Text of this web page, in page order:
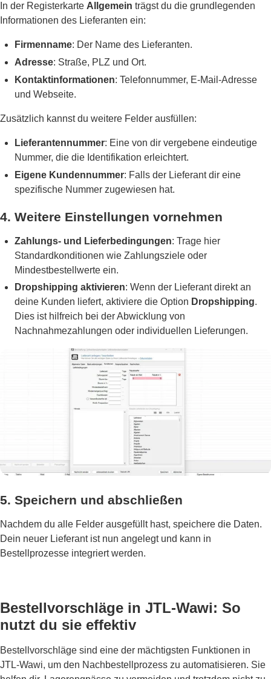
In der Registerkarte Allgemein trägst du die grundlegenden
Informationen des Lieferanten ein:
Firmenname: Der Name des Lieferanten.
Adresse: Straße, PLZ und Ort.
Kontaktinformationen: Telefonnummer, E-Mail-Adresse
und Webseite.
Zusätzlich kannst du weitere Felder ausfüllen:
Lieferantennummer: Eine von dir vergebene eindeutige
Nummer, die die Identifikation erleichtert.
Eigene Kundennummer: Falls der Lieferant dir eine
spezifische Nummer zugewiesen hat.
4. Weitere Einstellungen vornehmen
Zahlungs- und Lieferbedingungen: Trage hier
Standardkonditionen wie Zahlungsziele oder
Mindestbestellwerte ein.
Dropshipping aktivieren: Wenn der Lieferant direkt an
deine Kunden liefert, aktiviere die Option Dropshipping.
Dies ist hilfreich bei der Abwicklung von
Nachnahmezahlungen oder individuellen Lieferungen.
5. Speichern und abschließen
Nachdem du alle Felder ausgefüllt hast, speichere die Daten.
Dein neuer Lieferant ist nun angelegt und kann in
Bestellprozesse integriert werden.
Bestellvorschläge in JTL-Wawi: So
nutzt du sie effektiv
Bestellvorschläge sind eine der mächtigsten Funktionen in
JTL-Wawi, um den Nachbestellprozess zu automatisieren. Sie